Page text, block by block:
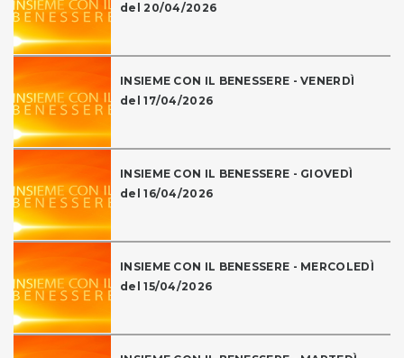
del 20/04/2026
INSIEME CON IL BENESSERE - VENERDÌ
del 17/04/2026
INSIEME CON IL BENESSERE - GIOVEDÌ
del 16/04/2026
INSIEME CON IL BENESSERE - MERCOLEDÌ
del 15/04/2026